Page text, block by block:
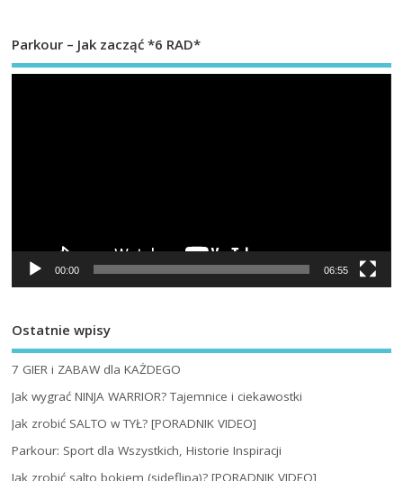
Parkour – Jak zacząć *6 RAD*
00:00 06:55
Ostatnie wpisy
7 GIER i ZABAW dla KAŻDEGO
Jak wygrać NINJA WARRIOR? Tajemnice i ciekawostki
Jak zrobić SALTO w TYŁ? [PORADNIK VIDEO]
Parkour: Sport dla Wszystkich, Historie Inspiracji
Jak zrobić salto bokiem (sideflipa)? [PORADNIK VIDEO]